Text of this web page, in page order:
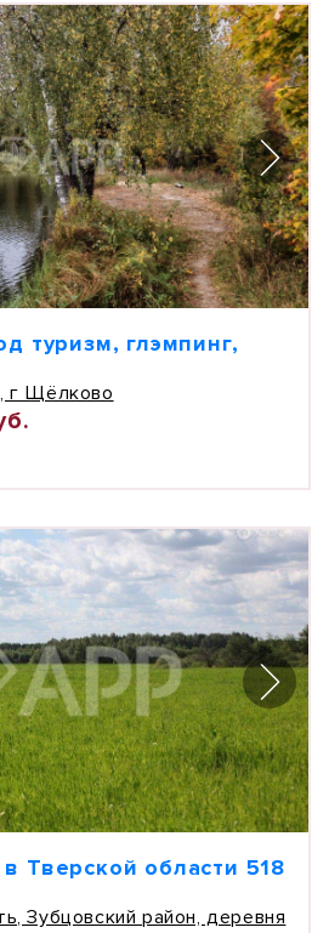
туризм, глэмпинг,
г Щёлково
Тверской области 518
Зубцовский район, деревня